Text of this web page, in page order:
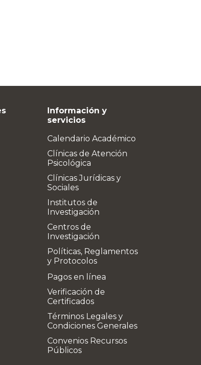
Información y
servicios
Calendario Académico
Clínicas de Atención
Psicológica
Clínicas Jurídicas y
Sociales
Institutos de
Investigación
Centros de
Investigación
Políticas, Reglamentos
y Protocolos
Pagos en línea
Verificación de
Certificados
Términos Legales y
Condiciones Generales
Convenios Recursos
Públicos